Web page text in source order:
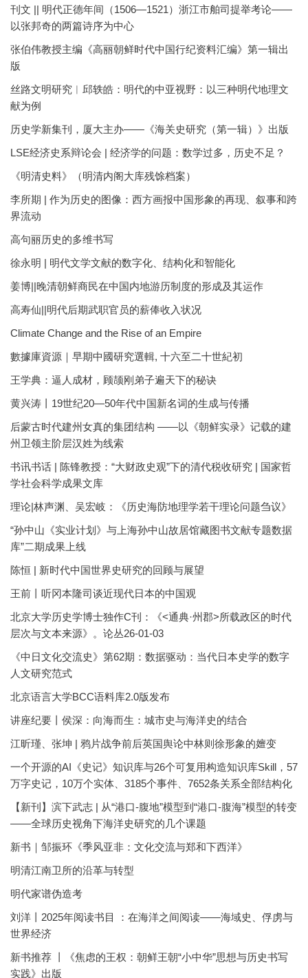
刊文 || 明代正德年间（1506—1521）浙江市舶司提举考论——
以张邦奇的两篇诗序为中心
张伯伟教授主编《高丽朝鲜时代中国行纪资料汇编》第一辑出
版
丝路文明研究︱邱轶皓：明代的中亚视野：以三种明代地理文
献为例
历史学新集刊，厦大主办——《海关史研究（第一辑）》出版
LSE经济史系辩论会 | 经济学的问题：数学过多，历史不足？
《明清史料》（明清内阁大库残馀档案）
李所期 | 作为历史的图像：西方画报中国形象的再现、叙事和跨
界流动
高句丽历史的多维书写
徐永明 | 明代文学文献的数字化、结构化和智能化
姜博||晚清朝鲜商民在中国内地游历制度的形成及其运作
高寿仙||明代后期武职官员的薪俸收入状况
Climate Change and the Rise of an Empire
數據庫資源｜早期中國研究選輯, 十六至二十世紀初
王学典：逼人成材，顾颉刚弟子遍天下的秘诀
黄兴涛丨19世纪20—50年代中国新名词的生成与传播
后蒙古时代建州女真的集团结构 ——以《朝鲜实录》记载的建
州卫领主阶层汉姓为线索
书讯书话 | 陈锋教授：“大财政史观”下的清代税收研究 | 国家哲
学社会科学成果文库
理论|林声渊、吴宏岐：《历史海防地理学若干理论问题刍议》
“孙中山《实业计划》与上海孙中山故居馆藏图书文献专题数据
库”二期成果上线
陈恒 | 新时代中国世界史研究的回顾与展望
王前丨听冈本隆司谈近现代日本的中国观
北京大学历史学博士独作C刊：《<通典·州郡>所载政区的时代
层次与文本来源》。论丛26-01-03
《中日文化交流史》第62期：数据驱动：当代日本史学的数字
人文研究范式
北京语言大学BCC语料库2.0版发布
讲座纪要丨侯深：向海而生：城市史与海洋史的结合
江昕瑾、张坤 | 鸦片战争前后英国舆论中林则徐形象的嬗变
一个开源的AI《史记》知识库与26个可复用构造知识库Skill，57
万字史记，10万个实体、3185个事件、7652条关系全部结构化
【新刊】滨下武志 | 从“港口-腹地”模型到“港口-腹海”模型的转变
——全球历史视角下海洋史研究的几个课题
新书｜邹振环《季风亚非：文化交流与郑和下西洋》
明清江南卫所的沿革与转型
明代家谱伪造考
刘洋丨2025年阅读书目 ：在海洋之间阅读——海域史、俘虏与
世界经济
新书推荐 丨《焦虑的王权：朝鲜王朝“小中华”思想与历史书写
实践》出版